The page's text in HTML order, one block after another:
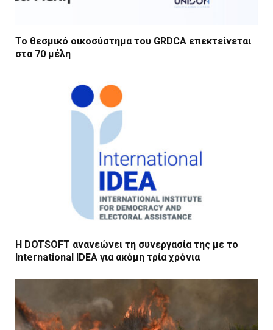
Το θεσμικό οικοσύστημα του GRDCA επεκτείνεται
στα 70 μέλη
Η DOTSOFT ανανεώνει τη συνεργασία της με το
International IDEA για ακόμη τρία χρόνια